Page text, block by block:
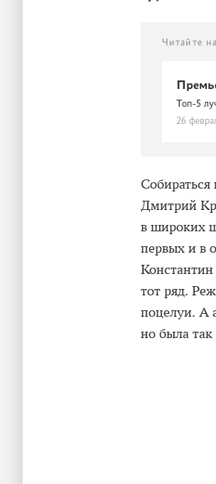
Читайте
Топ-5
26
Дмитрий
в широких
первых и в
Константин
тот ряд.
поцелуи. А
но была так